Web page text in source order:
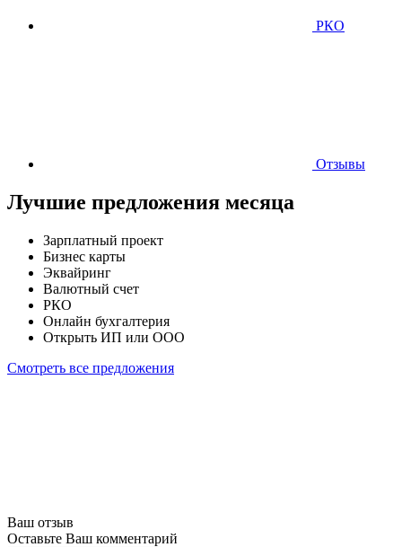
РКО
Отзывы
Лучшие предложения месяца
Зарплатный проект
Бизнес карты
Эквайринг
Валютный счет
РКО
Онлайн бухгалтерия
Открыть ИП или ООО
Смотреть все предложения
Ваш отзыв
Оставьте Ваш комментарий